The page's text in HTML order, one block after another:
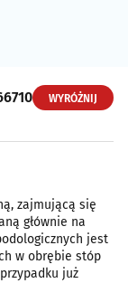
WYRÓŻNIJ
zajmującą się
głównie na
jest
w obrębie stóp
już